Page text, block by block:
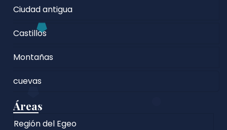
Ciudad antigua
Castillos
Montañas
cuevas
Áreas
Región del Egeo